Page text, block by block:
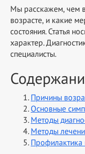
Мы расскажем, чем
возрасте, и какие
состояния. Статья
характер.
специалисты.
Причины
Основные
Методы
Методы
Профилактика